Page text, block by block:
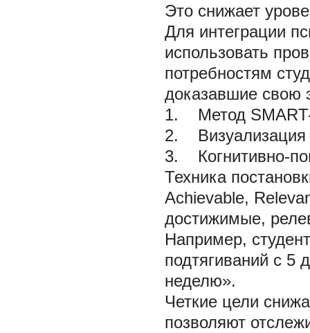
Это снижает
Для интеграции
использовать
потребностям
доказавшие свою
1. Метод SMART-
2. Визуализация
3. Когнитивно-
Техника
Achievable,
достижимые,
Например,
подтягиваний с 5
неделю».
Четкие цели
позволяют